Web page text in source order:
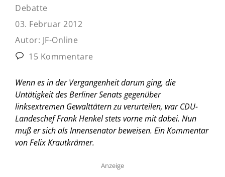
Debatte
03. Februar 2012
Autor: JF-Online
15 Kommentare
Wenn es in der Vergangenheit darum ging, die
Untätigkeit des Berliner Senats gegenüber
linksextremen Gewalttätern zu verurteilen, war CDU-
Landeschef Frank Henkel stets vorne mit dabei. Nun
muß er sich als Innensenator beweisen. Ein Kommentar
von Felix Krautkrämer.
Anzeige